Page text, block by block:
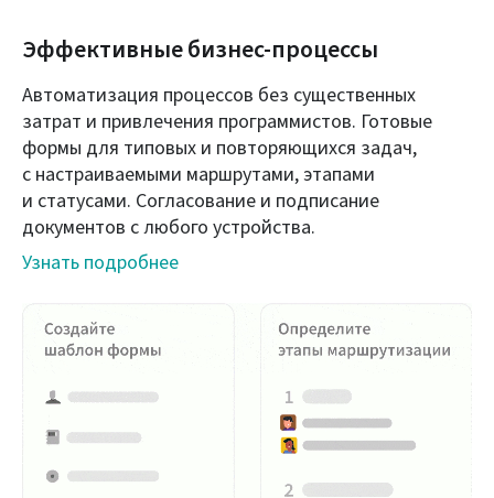
Эффективные бизнес‑процессы
Автоматизация процессов без существенных
затрат и привлечения программистов. Готовые
формы для типовых и повторяющихся задач,
с настраиваемыми маршрутами, этапами
и статусами. Согласование и подписание
документов с любого устройства.
Узнать подробнее